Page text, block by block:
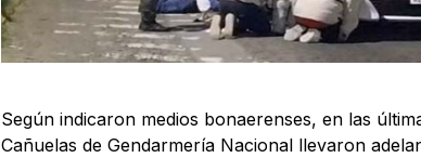
Según indicaron medios bonaerenses, en las
Cañuelas de Gendarmería Nacional llevaron